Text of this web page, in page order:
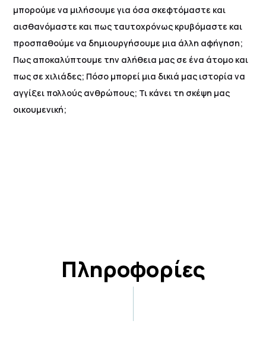
μπορούμε να μιλήσουμε για όσα σκεφτόμαστε και
αισθανόμαστε και πως ταυτοχρόνως κρυβόμαστε και
προσπαθούμε να δημιουργήσουμε μια άλλη αφήγηση;
Πως αποκαλύπτουμε την αλήθεια μας σε ένα άτομο και
πως σε χιλιάδες; Πόσο μπορεί μια δικιά μας ιστορία να
αγγίξει πολλούς ανθρώπους; Τι κάνει τη σκέψη μας
οικουμενική;
Πληροφορίες